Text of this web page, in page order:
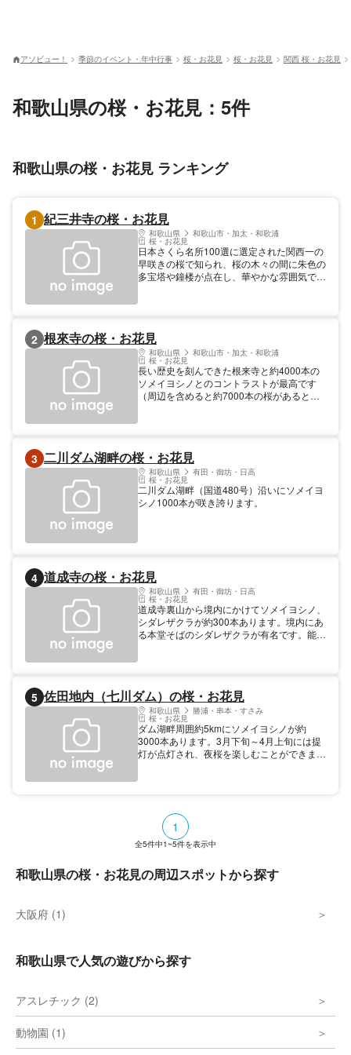
アソビュー！ 季節のイベント・年中行事 桜・お花見 桜・お花見 関西 桜・お花見
和歌山県の桜・お花見：5件
和歌山県の桜・お花見 ランキング
1 紀三井寺の桜・お花見
和歌山県 和歌山市・加太・和歌浦
桜・お花見
日本さくら名所100選に選定された関西一の
早咲きの桜で知られ、桜の木々の間に朱色の
多宝塔や鐘楼が点在し、華やかな雰囲気で
2 根來寺の桜・お花見
和歌山県 和歌山市・加太・和歌浦
桜・お花見
長い歴史を刻んできた根来寺と約4000本の
ソメイヨシノとのコントラストが最高です
（周辺を含めると約7000本の桜があるとい
3 二川ダム湖畔の桜・お花見
和歌山県 有田・御坊・日高
桜・お花見
二川ダム湖畔（国道480号）沿いにソメイヨ
シノ1000本が咲き誇ります。
4 道成寺の桜・お花見
和歌山県 有田・御坊・日高
桜・お花見
道成寺裏山から境内にかけてソメイヨシノ、
シダレザクラが約300本あります。境内にあ
る本堂そばのシダレザクラが有名です。能や
5 佐田地内（七川ダム）の桜・お花見
和歌山県 勝浦・串本・すさみ
桜・お花見
ダム湖畔周囲約5kmにソメイヨシノが約
3000本あります。3月下旬～4月上旬には提
灯が点灯され、夜桜を楽しむことができま
1
全5件中1~5件を表示中
和歌山県の桜・お花見の周辺スポットから探す
大阪府 (1)
和歌山県で人気の遊びから探す
アスレチック (2)
動物園 (1)